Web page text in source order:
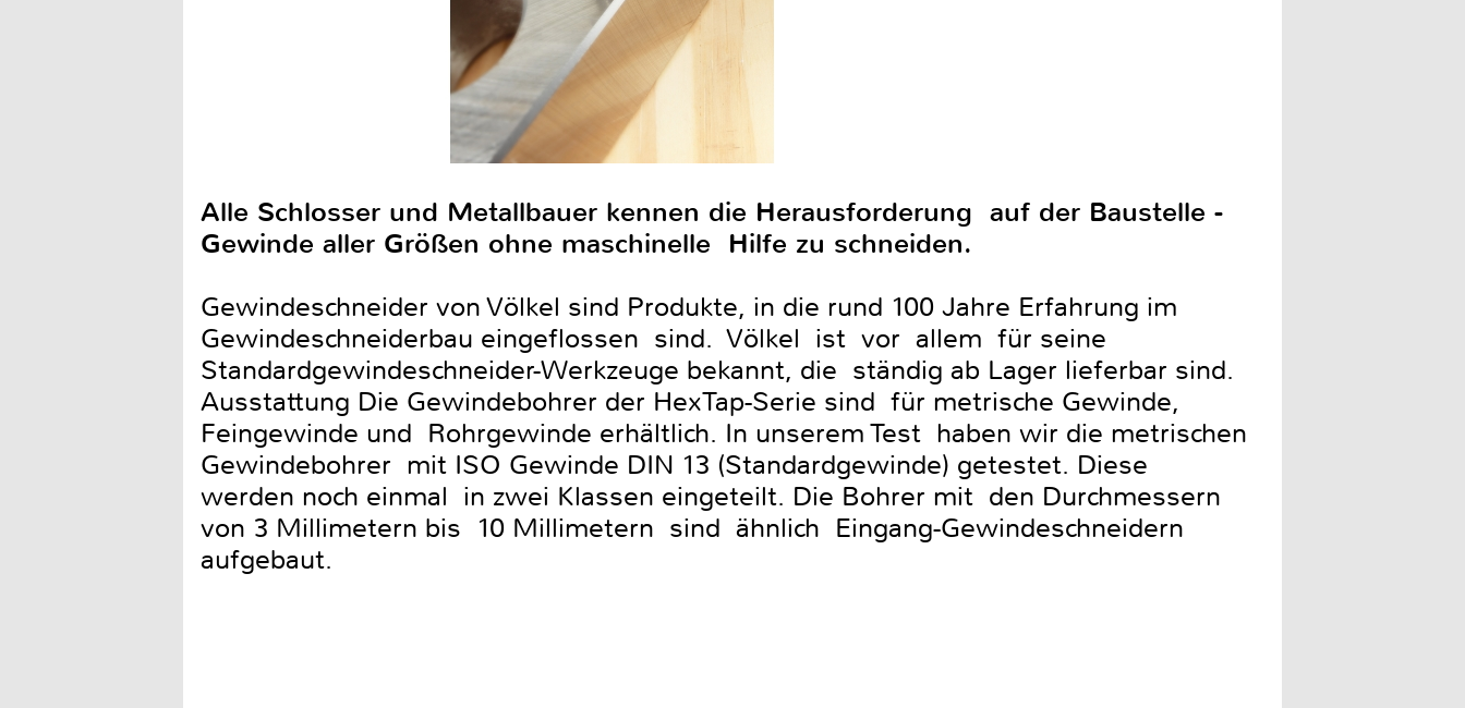
Alle Schlosser und Metallbauer kennen die Herausforderung auf der Baustelle -
Gewinde aller Größen ohne maschinelle Hilfe zu schneiden.
Gewindeschneider von Völkel sind Produkte, in die rund 100 Jahre Erfahrung im
Gewindeschneiderbau eingeflossen sind. Völkel ist vor allem für seine
Standardgewindeschneider-Werkzeuge bekannt, die ständig ab Lager lieferbar sind.
Ausstattung Die Gewindebohrer der HexTap-Serie sind für metrische Gewinde,
Feingewinde und Rohrgewinde erhältlich. In unserem Test haben wir die metrischen
Gewindebohrer mit ISO Gewinde DIN 13 (Standardgewinde) getestet. Diese
werden noch einmal in zwei Klassen eingeteilt. Die Bohrer mit den Durchmessern
von 3 Millimetern bis 10 Millimetern sind ähnlich Eingang-Gewindeschneidern
aufgebaut.